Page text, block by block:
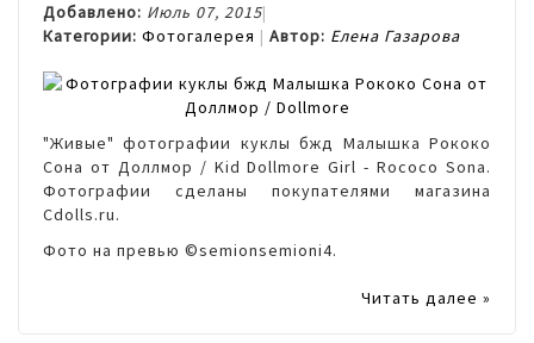
Добавлено: Июль 07, 2015
Категории: Фотогалерея Автор: Елена Газарова
"Живые" фотографии куклы бжд Малышка Рококо
Сона от Доллмор / Kid Dollmore Girl - Rococo Sona.
Фотографии сделаны покупателями магазина
Cdolls.ru.
Фото на превью ©semionsemioni4.
Читать далее »